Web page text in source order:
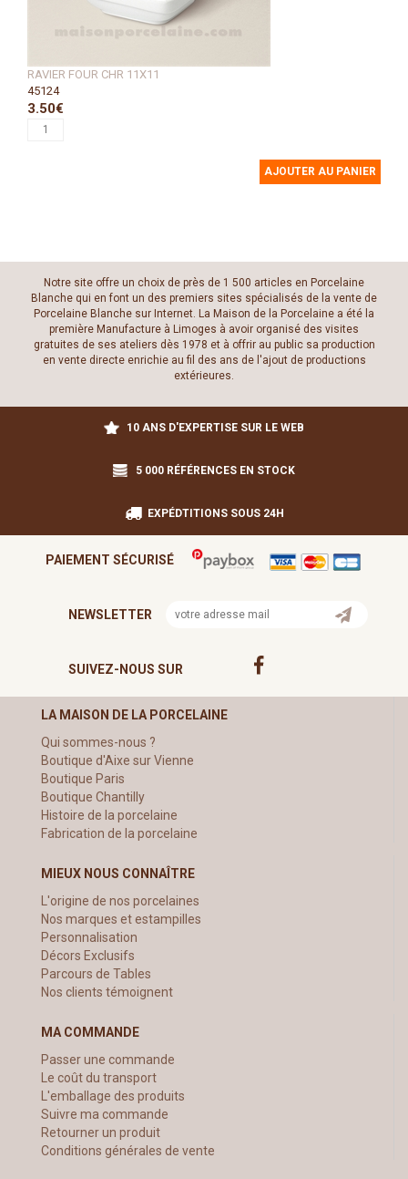
RAVIER FOUR CHR 11X11
45124
3.50€
AJOUTER AU PANIER
Notre site offre un choix de près de 1 500 articles en Porcelaine
Blanche qui en font un des premiers sites spécialisés de la vente de
Porcelaine Blanche sur Internet. La Maison de la Porcelaine a été la
première Manufacture à Limoges à avoir organisé des visites
gratuites de ses ateliers dès 1978 et à offrir au public sa production
en vente directe enrichie au fil des ans de l'ajout de productions
extérieures.
10 ANS D'EXPERTISE SUR LE WEB
5 000 RÉFÉRENCES EN STOCK
EXPÉDTITIONS SOUS 24H
PAIEMENT SÉCURISÉ
NEWSLETTER
SUIVEZ-NOUS SUR
LA MAISON DE LA PORCELAINE
Qui sommes-nous ?
Boutique d'Aixe sur Vienne
Boutique Paris
Boutique Chantilly
Histoire de la porcelaine
Fabrication de la porcelaine
MIEUX NOUS CONNAÎTRE
L'origine de nos porcelaines
Nos marques et estampilles
Personnalisation
Décors Exclusifs
Parcours de Tables
Nos clients témoignent
MA COMMANDE
Passer une commande
Le coût du transport
L'emballage des produits
Suivre ma commande
Retourner un produit
Conditions générales de vente